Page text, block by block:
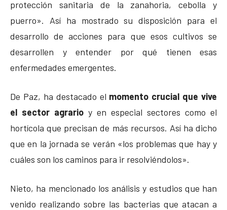
protección sanitaria de la zanahoria, cebolla y
puerro». Así ha mostrado su disposición para el
desarrollo de acciones para que esos cultivos se
desarrollen y entender por qué tienen esas
enfermedades emergentes.
De Paz, ha destacado el momento crucial que vive
el sector agrario y en especial sectores como el
hortícola que precisan de más recursos. Así ha dicho
que en la jornada se verán «los problemas que hay y
cuáles son los caminos para ir resolviéndolos».
Nieto, ha mencionado los análisis y estudios que han
venido realizando sobre las bacterias que atacan a